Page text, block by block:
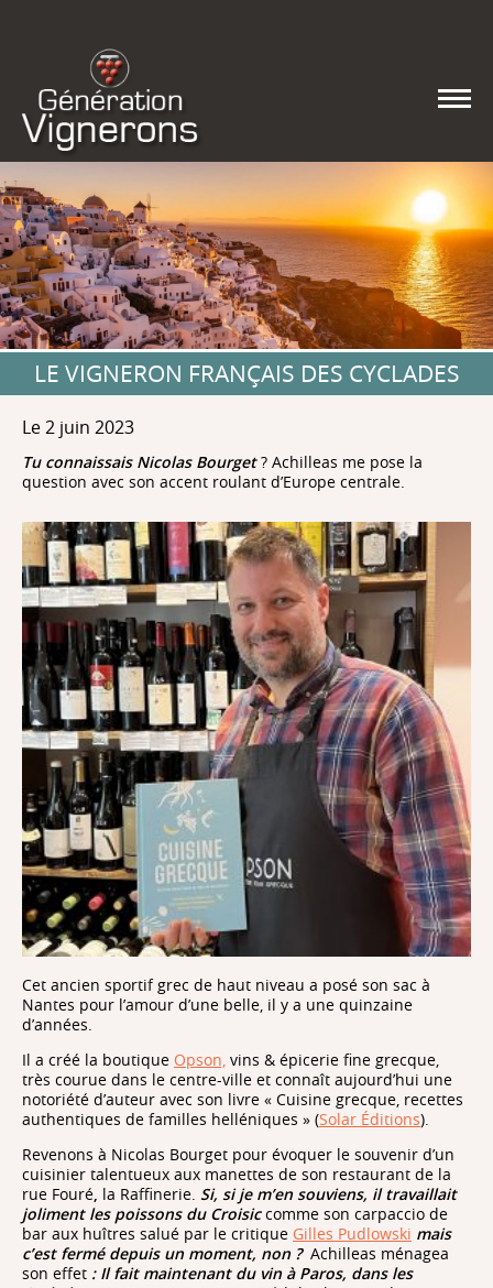
LE VIGNERON FRANÇAIS DES CYCLADES
Le 2 juin 2023
Tu connaissais Nicolas Bourget? Achilleas me pose la
question avec son accent roulant d’Europe centrale.
Cet ancien sportif grec de haut niveau a posé son sac à
Nantes pour l’amour d’une belle, il y a une quinzaine
d’années.
Il a créé la boutique Opson, vins & épicerie fine grecque,
très courue dans le centre-ville et connaît aujourd’hui une
notoriété d’auteur avec son livre « Cuisine grecque, recettes
authentiques de familles helléniques » (Solar Éditions).
Revenons à Nicolas Bourget pour évoquer le souvenir d’un
cuisinier talentueux aux manettes de son restaurant de la
rue Fouré, la Raffinerie. Si, si je m’en souviens, il travaillait
joliment les poissons du Croisiccomme son carpaccio de
bar aux huîtres salué par le critique Gilles Pudlowski mais
c’est fermé depuis un moment, non ? Achilleas ménagea
son effet : Il fait maintenant du vin à Paros, dans les